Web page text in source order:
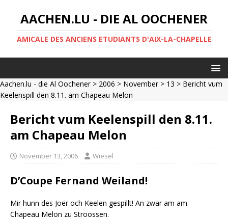
AACHEN.LU - DIE AL OOCHENER
AMICALE DES ANCIENS ETUDIANTS D'AIX-LA-CHAPELLE
Aachen.lu - die Al Oochener> 2006 > November> 13 > Bericht vum
Keelenspill den 8.11. am Chapeau Melon
Bericht vum Keelenspill den 8.11.
am Chapeau Melon
November 13, 2006 Wiesel
D’Coupe Fernand Weiland!
Mir hunn des Joër och Keelen gespillt! An zwar am am
Chapeau Melon zu Stroossen.